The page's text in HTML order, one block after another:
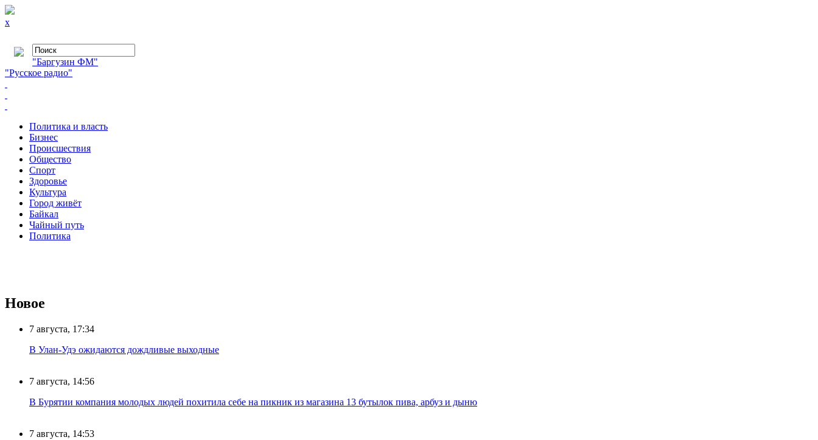
x
"Баргузин ФМ"
"Русское радио"
Политика и власть
Бизнес
Происшествия
Общество
Cпорт
Здоровье
Культура
Город живёт
Байкал
Чайный путь
Политика
Новое
7 августа, 17:34
В Улан-Удэ ожидаются дождливые выходные
7 августа, 14:56
В Бурятии компания молодых людей похитила себе на пикник из магазина 13 бутылок пива, арбуз и дыню
7 августа, 14:53